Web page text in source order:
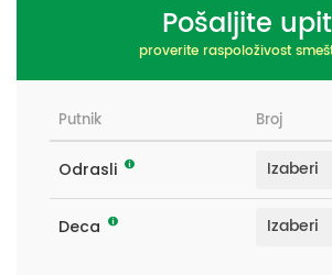
Pošaljite upit
proverite raspoloživost
Putnik Broj
Odrasli
Deca